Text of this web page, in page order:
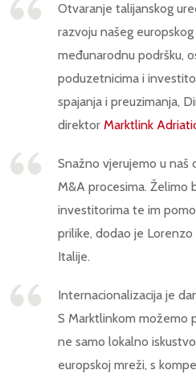
Otvaranje talijanskog
razvoju našeg
međunarodnu podršku,
poduzetnicima i
spajanja i preuzimanja,
direktor Marktlink
Snažno vjerujemo u naš
M&A procesima. Želimo
investitorima te im
prilike, dodao je
Italije.
Internacionalizacija je
S Marktlinkom možemo
ne samo lokalno
europskoj mreži, s